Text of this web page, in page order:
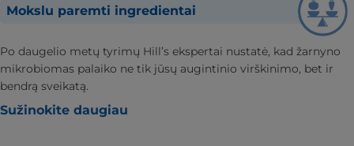
Mokslu paremti ingredientai
Po daugelio metų tyrimų Hill’s ekspertai nustatė, kad žarnyno
mikrobiomas palaiko ne tik jūsų augintinio virškinimo, bet ir
bendrą sveikatą.
Sužinokite daugiau